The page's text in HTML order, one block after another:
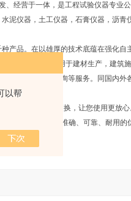
以帮
经营于一体，是工程试验仪器专业公
泥仪器，土工仪器，石膏仪器，沥
产品。在以雄厚的技术底蕴在强化
司产品已广泛用于建材生产，建筑
装调试，技术咨询等服务。同国内
通过快递维修更换，让您使用更放心
服务为用户提供准确、可靠、耐用